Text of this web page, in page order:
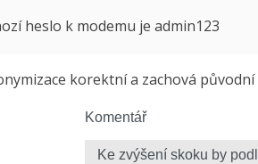
heslo k modemu je admin123
korektní a zachová
Komentář